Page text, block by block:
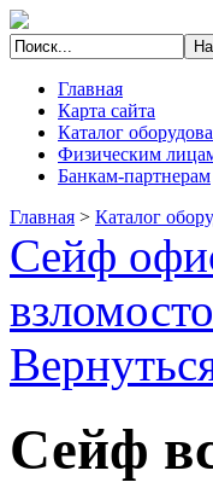
Главная
Карта сайта
Каталог
Физическим
Банкам-партнерам
Главная > Каталог
Сейф
Сейф